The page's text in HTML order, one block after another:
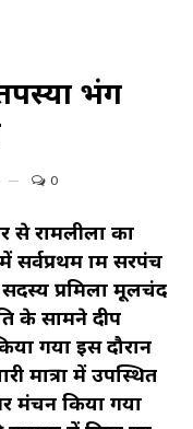
भंग
0
से रामलीला का
ग्राम सरपंच
प्रमिला मूलचंद
के सामने दीप
गया इस दौरान
मात्रा में उपस्थित
मंचन किया गया